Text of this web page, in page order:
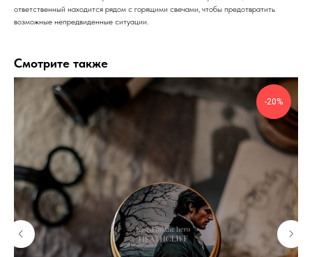
ответственный находится рядом с горящими свечами, чтобы предотвратить
возможные непредвиденные ситуации.
Смотрите также
-20%